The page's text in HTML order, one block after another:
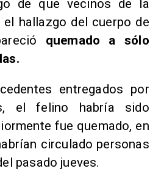
de que vecinos de la
el hallazgo del cuerpo de
quemado a sólo
entregados por
el felino habría sido
fue quemado, en
circulado personas
pasado jueves.